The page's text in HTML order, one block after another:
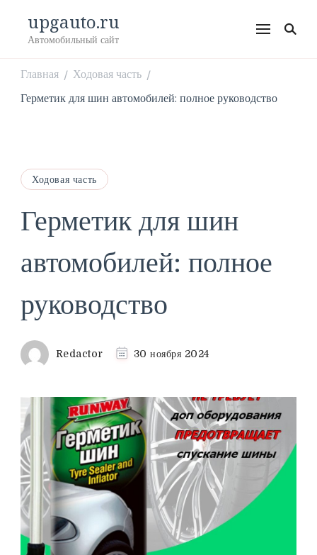
upgauto.ru
Автомобильный сайт
Главная / Ходовая часть /
Герметик для шин автомобилей: полное руководство
Ходовая часть
Герметик для шин
автомобилей: полное
руководство
Redactor 30 ноября 2024